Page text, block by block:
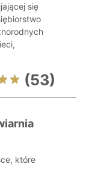
się
(53)
które